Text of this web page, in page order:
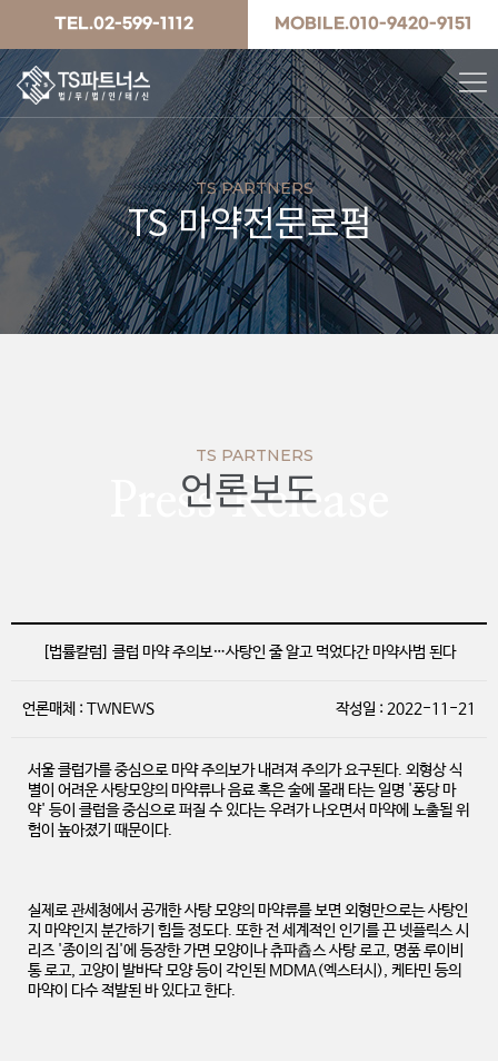
TEL.02-599-1112 MOBILE.010-9420-9151
TS PARTNERS
TS 마약전문로펌
TS PARTNERS
언론보도
Press Release
[법률칼럼] 클럽 마약 주의보…사탕인 줄 알고 먹었다간 마약사범 된다
언론매체 : TWNEWS 작성일 : 2022-11-21
서울 클럽가를 중심으로 마약 주의보가 내려져 주의가 요구된다. 외형상 식
별이 어려운 사탕모양의 마약류나 음료 혹은 술에 몰래 타는 일명 '퐁당 마
약' 등이 클럽을 중심으로 퍼질 수 있다는 우려가 나오면서 마약에 노출될 위
험이 높아졌기 때문이다.
실제로 관세청에서 공개한 사탕 모양의 마약류를 보면 외형만으로는 사탕인
지 마약인지 분간하기 힘들 정도다. 또한 전 세계적인 인기를 끈 넷플릭스 시
리즈 '종이의 집'에 등장한 가면 모양이나 츄파츕스 사탕 로고, 명품 루이비
통 로고, 고양이 발바닥 모양 등이 각인된 MDMA(엑스터시), 케타민 등의
마약이 다수 적발된 바 있다고 한다.